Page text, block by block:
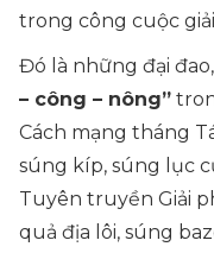
trong công cuộc
Đó là những đại
– công – nông”
Cách mạng tháng
súng kíp, súng lục
Tuyên truyền Giải
quả địa lôi, súng